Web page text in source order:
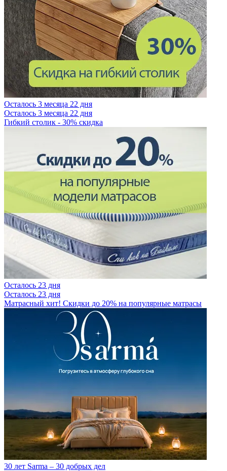
Осталось 3 месяца 22 дня
Осталось 3 месяца 22 дня
Гибкий столик - 30% скидка
Осталось 23 дня
Осталось 23 дня
Матрасный хит! Скидки до 20% на популярные матрасы
30 лет Sarma – 30 добрых дел